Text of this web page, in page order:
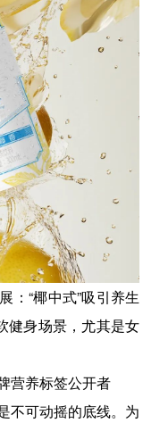
：“椰中式”吸引养生
健身场景，尤其是女
营养标签公开者
不可动摇的底线。为